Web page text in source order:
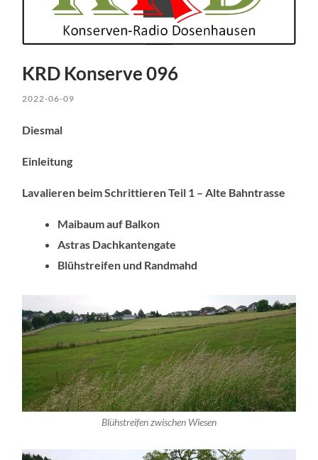
KRD Konserve 096
2022-06-09
Diesmal
Einleitung
Lavalieren beim Schrittieren Teil 1 – Alte Bahntrasse
Maibaum auf Balkon
Astras Dachkantengate
Blühstreifen und Randmahd
Blühstreifen zwischen Wiesen